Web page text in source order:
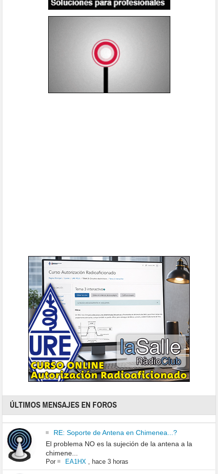
ÚLTIMOS MENSAJES EN FOROS
RE: Soporte de Antena en Chimenea...?
El problema NO es la sujeción de la antena a la
chimene...
Por EA1HX, hace 3 horas